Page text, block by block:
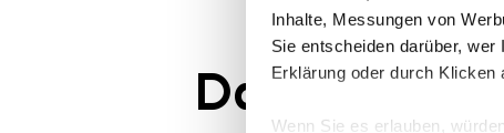
Inhalte, Messungen von
Sie entscheiden darüber,
Erklärung oder durch
Wenn Sie es erlauben,
Das könnte